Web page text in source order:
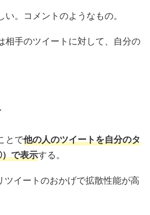
い。コメントのようなもの。
相手のツイートに対して、自分の
とで他の人のツイートを自分のタ
で表示する。
ツイートのおかげで拡散性能が高